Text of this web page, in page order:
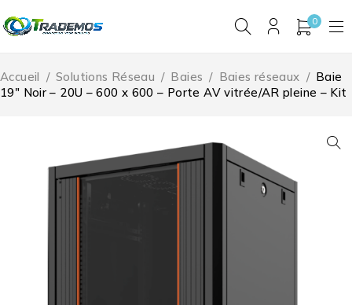
0
Accueil / Solutions Réseau / Baies / Baies réseaux / Baie
19″ Noir – 20U – 600 x 600 – Porte AV vitrée/AR pleine – Kit